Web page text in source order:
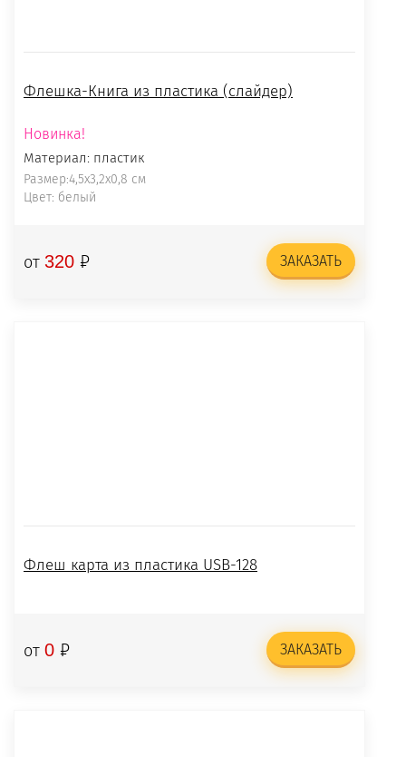
Флешка-Книга из пластика (слайдер)
Новинка!
Материал: пластик
Размер:4,5х3,2х0,8 см
Цвет: белый
от 320 ₽ ЗАКАЗАТЬ
Флеш карта из пластика USB-128
от 0 ₽ ЗАКАЗАТЬ